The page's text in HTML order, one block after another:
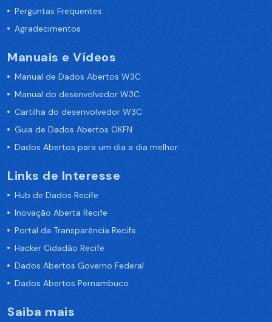
Perguntas Frequentes
Agradecimentos
Manuais e Vídeos
Manual de Dados Abertos W3C
Manual do desenvolvedor W3C
Cartilha do desenvolvedor W3C
Guia de Dados Abertos OKFN
Dados Abertos para um dia a dia melhor
Links de Interesse
Hub de Dados Recife
Inovação Aberta Recife
Portal da Transparência Recife
Hacker Cidadão Recife
Dados Abertos Governo Federal
Dados Abertos Pernambuco
Saiba mais